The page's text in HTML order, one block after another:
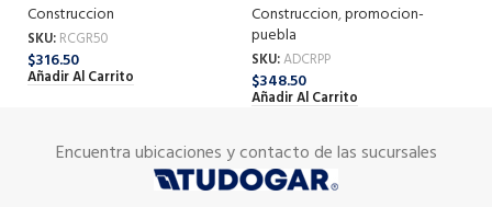
Construccion
SKU: RCGR50
$316.50
Añadir Al Carrito
Construccion,promocion-
puebla
SKU:ADCRPP
$348.50
Añadir Al Carrito
Encuentra ubicaciones y contacto de las sucursales